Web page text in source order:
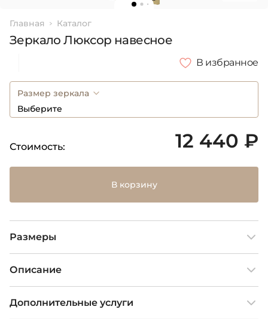
Главная Каталог
Зеркало Люксор навесное
В избранное
Размер зеркала
Выберите
Стоимость: 12 440 ₽
В корзину
Размеры
Описание
Дополнительные услуги